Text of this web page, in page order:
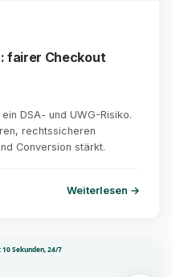
fairer Checkout
DSA- und UWG-Risiko.
rechtssicheren
Conversion stärkt.
Weiterlesen →
Sekunden, 24/7